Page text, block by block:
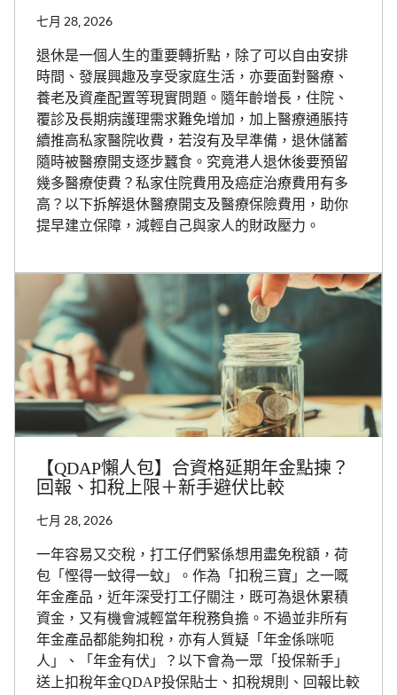
七月 28, 2026
退休是一個人生的重要轉折點，除了可以自由安排
時間、發展興趣及享受家庭生活，亦要面對醫療、
養老及資產配置等現實問題。隨年齡增長，住院、
覆診及長期病護理需求難免增加，加上醫療通脹持
續推高私家醫院收費，若沒有及早準備，退休儲蓄
隨時被醫療開支逐步蠶食。究竟港人退休後要預留
幾多醫療使費？私家住院費用及癌症治療費用有多
高？以下拆解退休醫療開支及醫療保險費用，助你
提早建立保障，減輕自己與家人的財政壓力。
【QDAP懶人包】合資格延期年金點揀？
回報、扣稅上限＋新手避伏比較
七月 28, 2026
一年容易又交稅，打工仔們緊係想用盡免稅額，荷
包「慳得一蚊得一蚊」。作為「扣稅三寶」之一嘅
年金產品，近年深受打工仔關注，既可為退休累積
資金，又有機會減輕當年稅務負擔。不過並非所有
年金產品都能夠扣稅，亦有人質疑「年金係咪呃
人」、「年金有伏」？以下會為一眾「投保新手」
送上扣稅年金QDAP投保貼士、扣稅規則、回報比較